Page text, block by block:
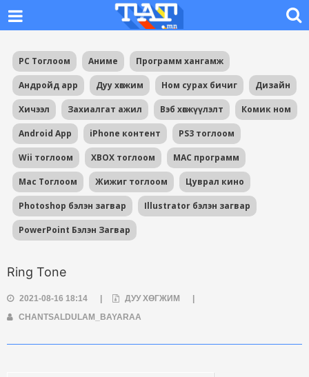
PC Тоглоом Аниме Программ хангамж
Андройд app Дуу хөгжим Ном сурах бичиг Дизайн
Хичээл Захиалгат ажил Вэб хөгжүүлэлт Комик ном
Android App iPhone контент PS3 тоглоом
Wii тоглоом XBOX тоглоом MAC программ
Mac Тоглоом Жижиг тоглоом Цуврал кино
Photoshop бэлэн загвар Illustrator бэлэн загвар
PowerPoint Бэлэн Загвар
Ring Tone
2021-08-16 18:14 ДУУ ХӨГЖИМ
CHANTSALDULAM_BAYARAA